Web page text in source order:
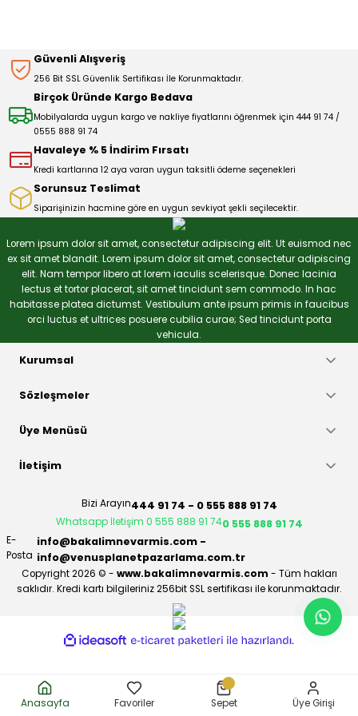
Ürün açıklamasında eksik bilgiler bulunuyor.
Ürün fiyatı diğer sitelerden daha pahalı.
Bu ürüne benzer farklı alternatifler olmalı.
Gönder
Deneyimini Paylaş
Güvenli Alışveriş
256 Bit SSL Güvenlik Sertifikası İle Korunmaktadır.
Birçok Üründe Kargo Bedava
Mobilyalarda uygun kargo ve nakliye fiyatlarını öğrenmek için 444 91 74 /
0555 888 91 74
Havaleye % 5 İndirim Fırsatı
Kredi kartlarına 12 aya varan uygun taksitli ödeme seçenekleri
Sorunsuz Teslimat
Siparişinizin hacmine göre en uygun sevkiyat şekli seçilecektir.
Lorem ipsum dolor sit amet, consectetur adipiscing elit. Ut euismod nec
ex sit amet blandit. Lorem ipsum dolor sit amet, consectetur adipiscing
elit. Nam tempor libero at lorem iaculis scelerisque. Donec lacinia
lectus et tortor placerat, sit amet tincidunt sem commodo. In hac
habitasse platea dictumst. Vestibulum ante ipsum primis in faucibus
orci luctus et ultrices posuere cubilia curae; Sed tincidunt porta
vehicula.
Kurumsal
Sözleşmeler
Üye Menüsü
İletişim
Bizi Arayın444 91 74 - 0 555 888 91 74
Whatsapp İletişim 0 555 888 91 740 555 888 91 74
E-
Posta
info@bakalimnevarmis.com -
info@venusplanetpazarlama.com.tr
Copyright 2026 © - www.bakalimnevarmis.com - Tüm hakları
saklıdır. Kredi kartı bilgileriniz 256bit SSL sertifikası ile korunmaktadır.
Anasayfa Favoriler Sepet Üye Girişi
ideasoft
e-